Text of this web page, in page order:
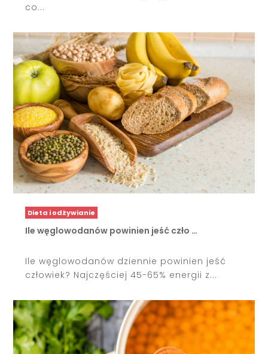
co...
Dieta i odżywianie
Ile węglowodanów powinien jeść czło …
Ile węglowodanów dziennie powinien jeść
człowiek? Najczęściej 45-65% energii z...